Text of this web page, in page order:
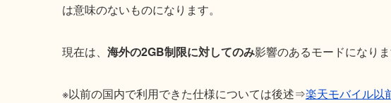
は意味のないものになります。
現在は、 海外の2GB制限に対してのみ影響のあるモードになりま
※以前の国内で利用できた仕様については後述⇒楽天モバイル以